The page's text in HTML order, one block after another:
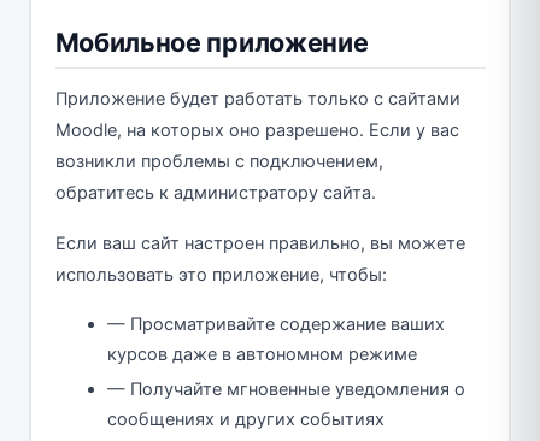
Мобильное приложение
Приложение будет работать только с сайтами
Moodle, на которых оно разрешено. Если у вас
возникли проблемы с подключением,
обратитесь к администратору сайта.
Если ваш сайт настроен правильно, вы можете
использовать это приложение, чтобы:
— Просматривайте содержание ваших
курсов даже в автономном режиме
— Получайте мгновенные уведомления о
сообщениях и других событиях